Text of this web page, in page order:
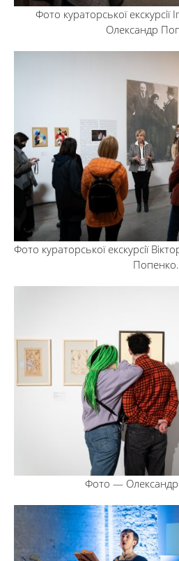
Фото кураторської
Олександр
Фото кураторської екскурсії
Попенко.
Фото —